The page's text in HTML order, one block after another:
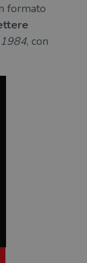
formato
1984, con